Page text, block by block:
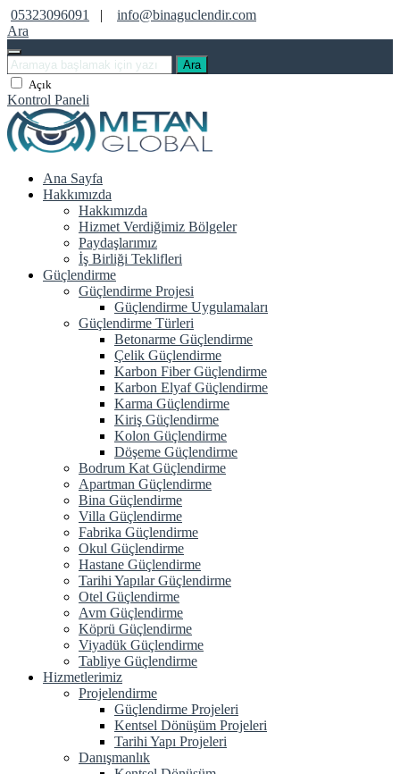
05323096091 |
info@binaguclendir.com
Ara
Ara
Açık
Kontrol Paneli
Ana Sayfa
Hakkımızda
Hakkımızda
Hizmet Verdiğimiz Bölgeler
Paydaşlarımız
İş Birliği Teklifleri
Güçlendirme
Güçlendirme Projesi
Güçlendirme Uygulamaları
Güçlendirme Türleri
Betonarme Güçlendirme
Çelik Güçlendirme
Karbon Fiber Güçlendirme
Karbon Elyaf Güçlendirme
Karma Güçlendirme
Kiriş Güçlendirme
Kolon Güçlendirme
Döşeme Güçlendirme
Bodrum Kat Güçlendirme
Apartman Güçlendirme
Bina Güçlendirme
Villa Güçlendirme
Fabrika Güçlendirme
Okul Güçlendirme
Hastane Güçlendirme
Tarihi Yapılar Güçlendirme
Otel Güçlendirme
Avm Güçlendirme
Köprü Güçlendirme
Viyadük Güçlendirme
Tabliye Güçlendirme
Hizmetlerimiz
Projelendirme
Güçlendirme Projeleri
Kentsel Dönüşüm Projeleri
Tarihi Yapı Projeleri
Danışmanlık